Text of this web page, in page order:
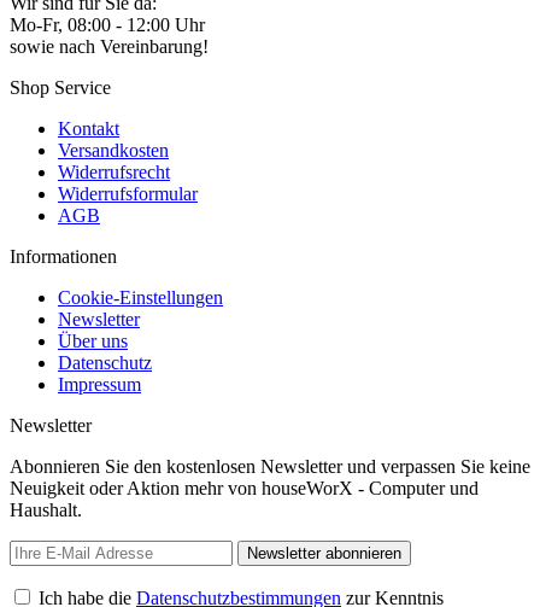
Mo-Fr, 08:00 - 12:00 Uhr
sowie nach Vereinbarung!
Shop Service
Kontakt
Versandkosten
Widerrufsrecht
Widerrufsformular
AGB
Informationen
Cookie-Einstellungen
Newsletter
Über uns
Datenschutz
Impressum
Newsletter
Abonnieren Sie den kostenlosen Newsletter und verpassen Sie keine
Neuigkeit oder Aktion mehr von houseWorX - Computer und
Haushalt.
Newsletter abonnieren
Ich habe die Datenschutzbestimmungen zur Kenntnis